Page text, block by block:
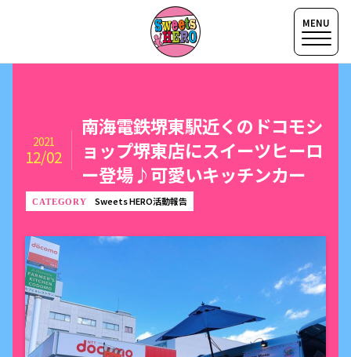
南海電鉄堺東駅近くのドコモシ
ョップ堺東店にスイーツヒーロ
ー登場♪可愛いキッチンカー
2021
12/02
Sweets HERO活動報告